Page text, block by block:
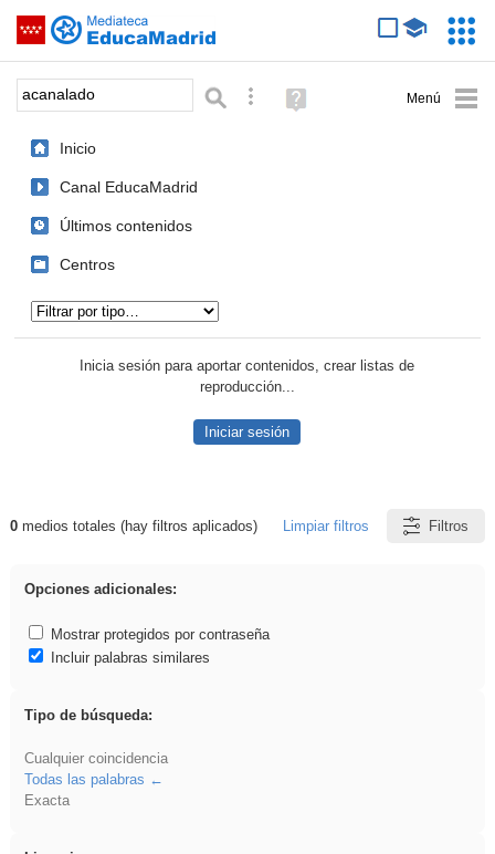
Saltar navegación
Palabra o frase: Búsqueda avanzada
Ayuda
(en
Inicio
Canal EducaMadrid
Últimos contenidos
Centros
Inicia sesión para aportar contenidos, crear listas de
reproducción...
Iniciar sesión
Resultados de: acanalado
0medios totales (hay filtros aplicados) Limpiar filtros Filtros
Opciones adicionales:
Mostrar protegidos por contraseña
Incluir palabras similares
Tipo de búsqueda:
Cualquier coincidencia
Todas las palabras
Exacta